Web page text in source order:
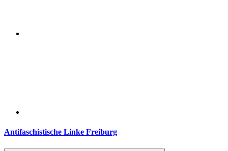
Antifaschistische Linke Freiburg